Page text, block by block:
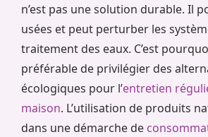
n’est pas une solution durable. Il
usées et peut perturber les
traitement des eaux. C’est
préférable de privilégier des
écologiques pour l’entretien
maison. L’utilisation de produits
dans une démarche de